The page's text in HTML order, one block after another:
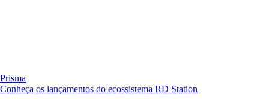
Prisma
Conheça os lançamentos do ecossistema RD Station